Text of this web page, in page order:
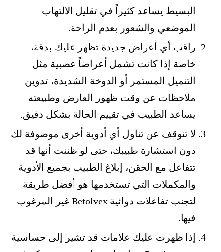
البسيط يساعد كثيراً في تقليل الالتهاب
الموضعي والشعور بعدم الراحة.
راقب أي أعراض جديدة تظهر عليك بدقة،
خاصة إذا كانت تشمل أعراضاً عصبية مثل
التنميل المستمر أو الدوخة الشديدة، تدوين
ملاحظات عن وقت ظهور العارض وطبيعته
يساعد الطبيب في تقييم الحالة بشكل دقيق.
لا تتوقف عن تناول أي أدوية أخرى موصوفة لك
دون استشارة طبيبك، حتى لو ظننت أنها قد
تتفاعل مع الحقن، إبلاغ الطبيب بجميع الأدوية
والمكملات التي تستخدمها هو أفضل طريقة
لتجنب تفاعلات دوائية Betolvex غير المرغوب
فيها.
إذا ظهرت عليك علامات قد تشير إلى حساسية